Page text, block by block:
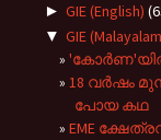
► GIE (English)
▼ GIE
18 വർഷം
പോയ കഥ
EME